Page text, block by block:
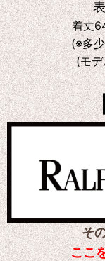
着丈
(※多
(モ
そ
ここ